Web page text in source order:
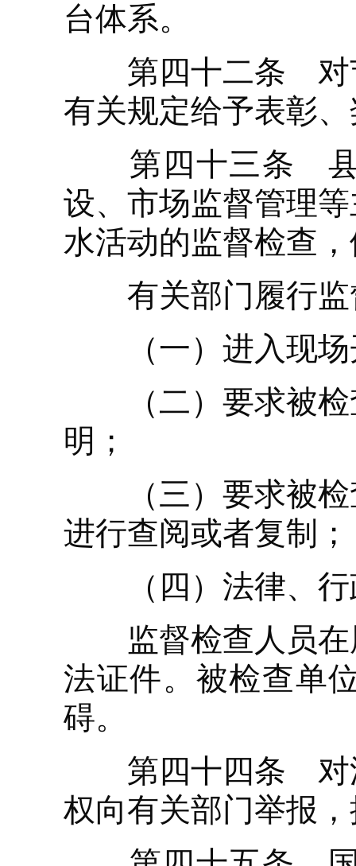
台体系。
第四十二条 对节
有关规定给予表彰
第四十三条 县
设、市场监督管理
水活动的监督检查
有关部门履行监
（一）进入现场
（二）要求被检
明；
（三）要求被检
进行查阅或者复制；
（四）法律、行
监督检查人员在
法证件。被检查单
碍。
第四十四条 对浪
权向有关部门举报